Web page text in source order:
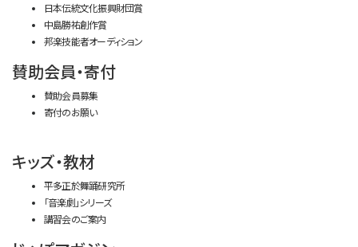
日本伝統文化振興財団賞
中島勝祐創作賞
邦楽技能者オーディション
賛助会員・寄付
賛助会員募集
寄付のお願い
キッズ・教材
平多正於舞踊研究所
「音楽劇」シリーズ
講習会のご案内